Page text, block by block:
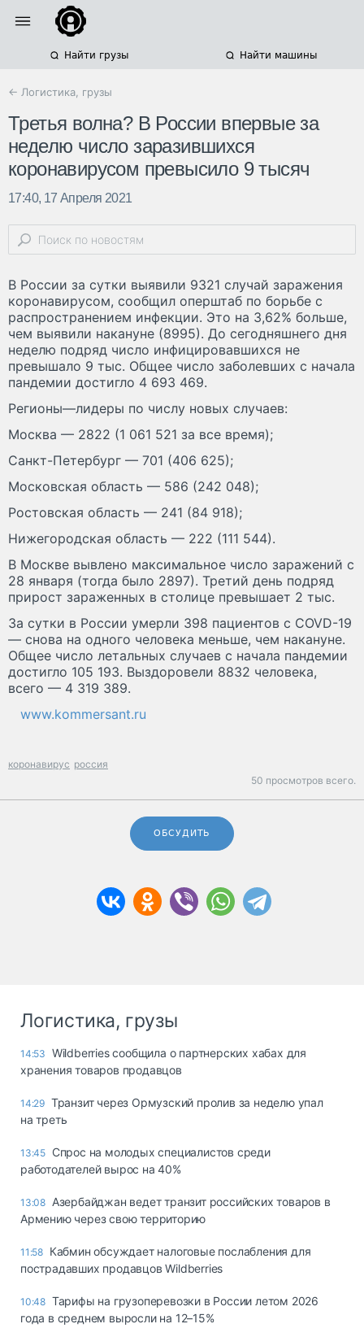
Найти грузы Найти машины
← Логистика, грузы
Третья волна? В России впервые за
неделю число заразившихся
коронавирусом превысило 9 тысяч
17:40, 17 Апреля 2021
В России за сутки выявили 9321 случай заражения
коронавирусом, сообщил оперштаб по борьбе с
распространением инфекции. Это на 3,62% больше,
чем выявили накануне (8995). До сегодняшнего дня
неделю подряд число инфицировавшихся не
превышало 9 тыс. Общее число заболевших с начала
пандемии достигло 4 693 469.
Регионы—лидеры по числу новых случаев:
Москва — 2822 (1 061 521 за все время);
Санкт-Петербург — 701 (406 625);
Московская область — 586 (242 048);
Ростовская область — 241 (84 918);
Нижегородская область — 222 (111 544).
В Москве вывлено максимальное число заражений с
28 января (тогда было 2897). Третий день подряд
прирост зараженных в столице превышает 2 тыс.
За сутки в России умерли 398 пациентов с COVD-19
— снова на одного человека меньше, чем накануне.
Общее число летальных случаев с начала пандемии
достигло 105 193. Выздоровели 8832 человека,
всего — 4 319 389.
www.kommersant.ru
коронавирус россия
50 просмотров всего.
ОБСУДИТЬ
Логистика, грузы
14:53 Wildberries сообщила о партнерских хабах для
хранения товаров продавцов
14:29 Транзит через Ормузский пролив за неделю упал
на треть
13:45 Спрос на молодых специалистов среди
работодателей вырос на 40%
13:08 Азербайджан ведет транзит российских товаров в
Армению через свою территорию
11:58 Кабмин обсуждает налоговые послабления для
пострадавших продавцов Wildberries
10:48 Тарифы на грузоперевозки в России летом 2026
года в среднем выросли на 12–15%